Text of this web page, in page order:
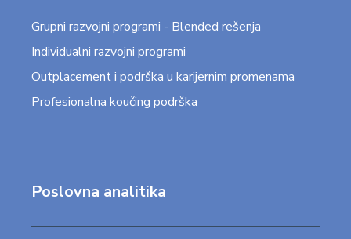
Grupni razvojni programi - Blended rešenja
Individualni razvojni programi
Outplacement i podrška u karijernim promenama
Profesionalna koučing podrška
Poslovna analitika